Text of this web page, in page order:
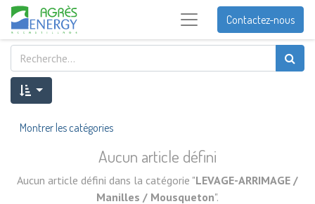
Contactez-nous
Montrer les catégories
Aucun article défini
Aucun article défini dans la catégorie "LEVAGE-ARRIMAGE /
Manilles / Mousqueton".